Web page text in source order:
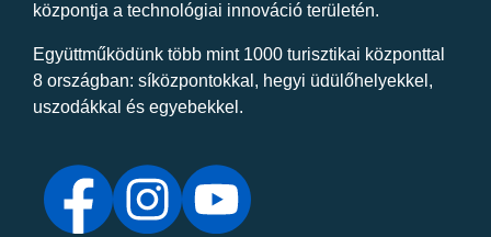
központja a technológiai innováció területén.
Együttműködünk több mint 1000 turisztikai központtal
8 országban: síközpontokkal, hegyi üdülőhelyekkel,
uszodákkal és egyebekkel.